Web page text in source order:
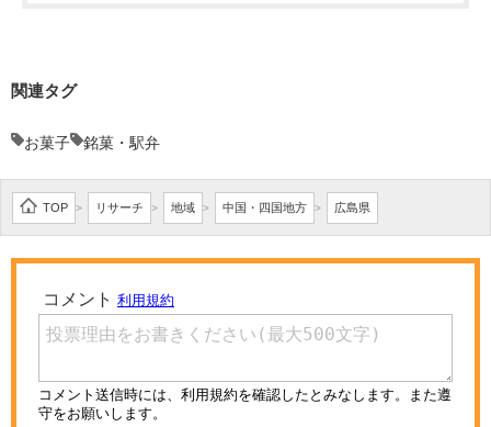
関連タグ
お菓子 銘菓・駅弁
TOP > リサーチ > 地域 > 中国・四国地方 > 広島県